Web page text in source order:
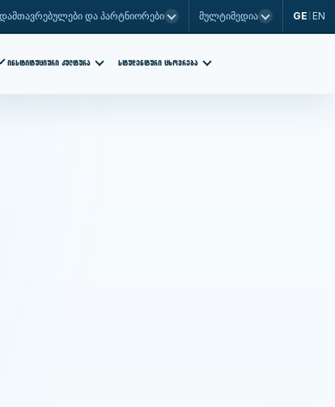
და პარტნიორები მულტიმედია GE EN
ᲘᲜᲡᲢᲘᲢᲣᲪᲘᲣᲠᲘ ᲙᲣᲚᲢᲣᲠᲐ ᲡᲢᲣᲓᲔᲜᲢᲣᲠᲘ ᲪᲮᲝᲕᲠᲔᲑᲐ